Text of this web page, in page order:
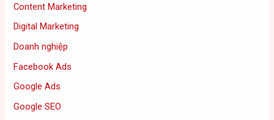
Content Marketing
Digital Marketing
Doanh nghiệp
Facebook Ads
Google Ads
Google SEO